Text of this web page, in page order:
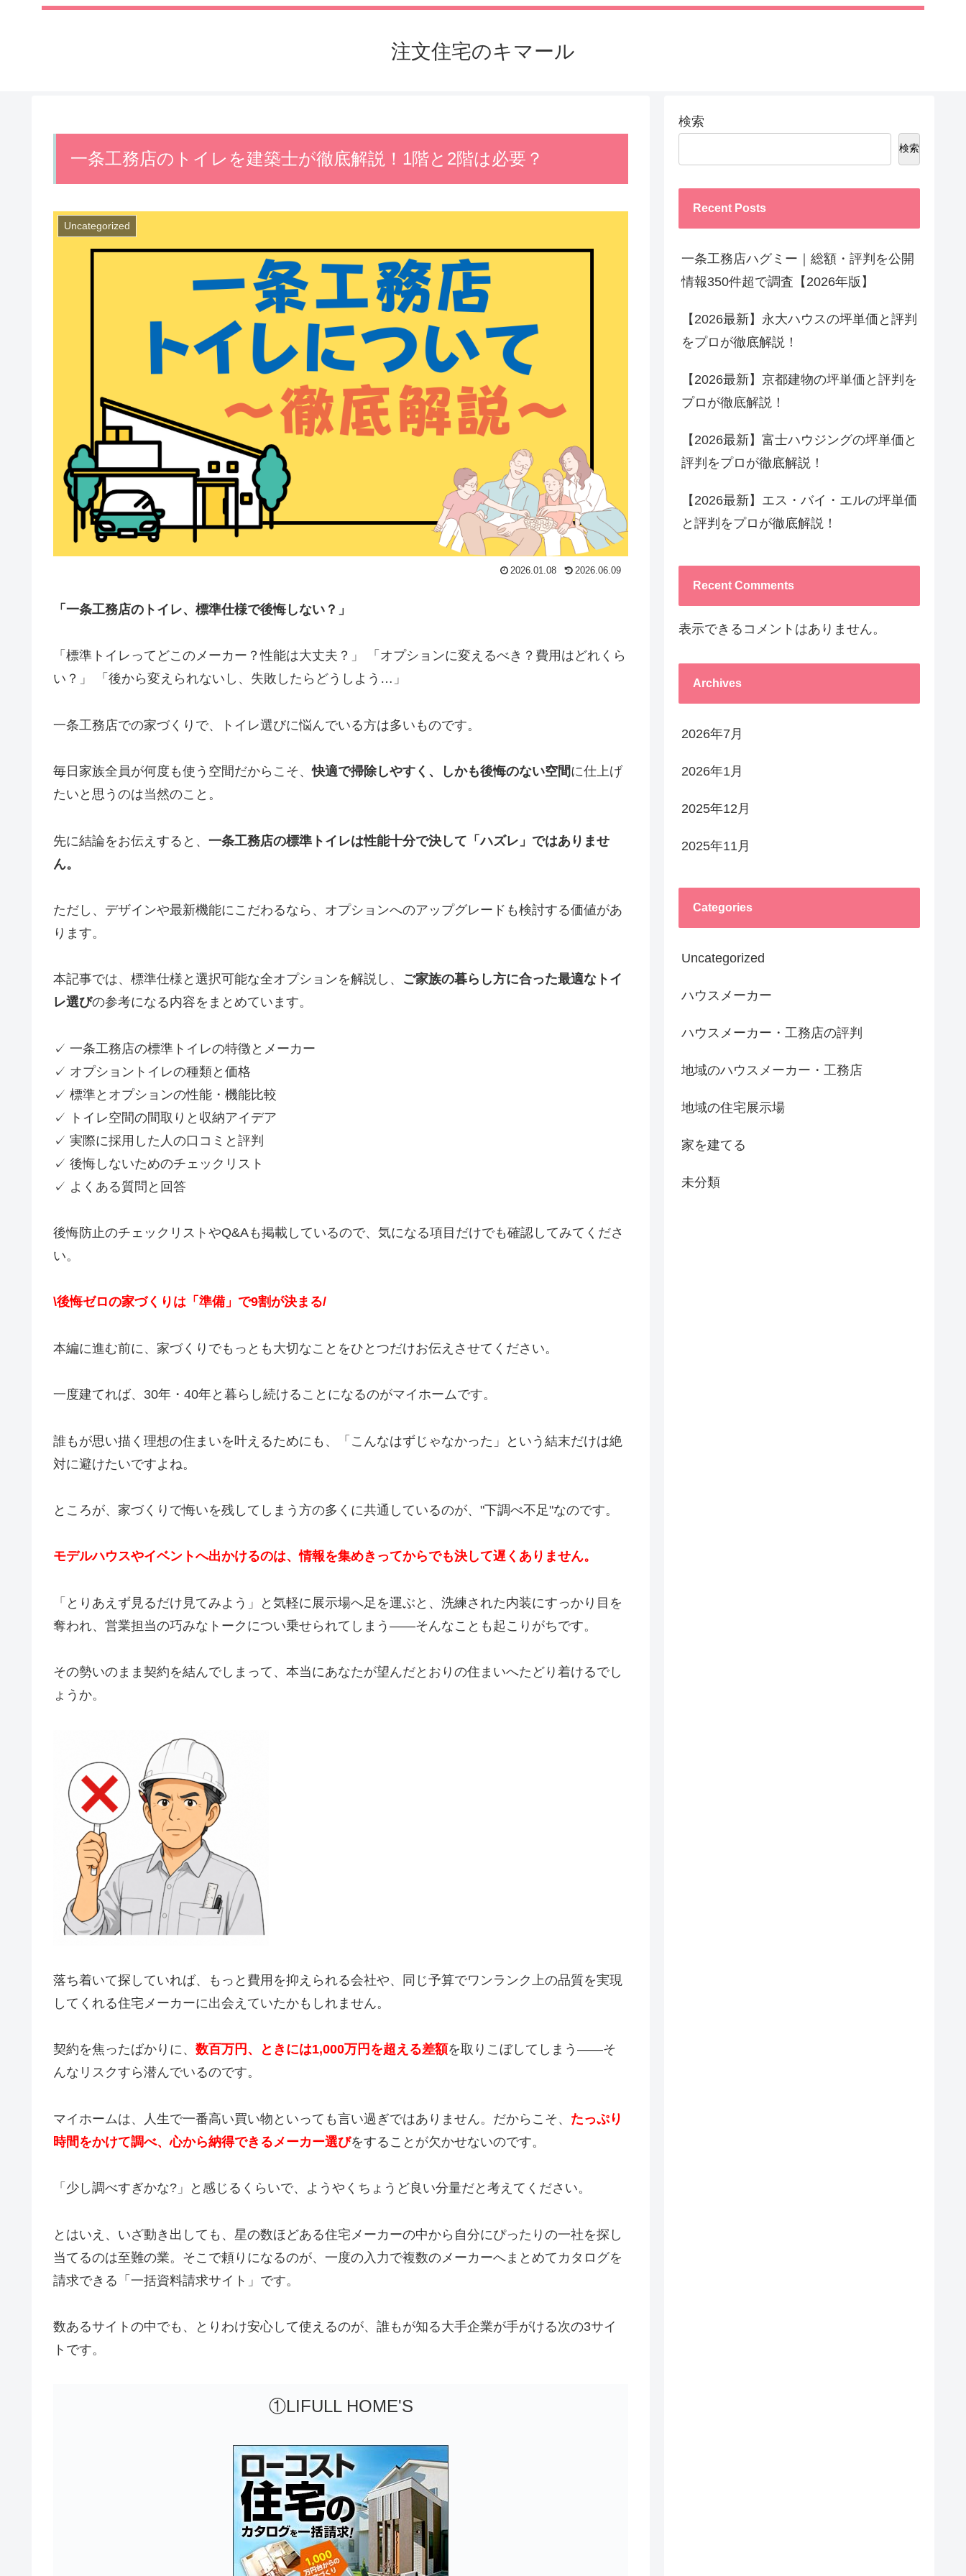
注文住宅のキマール
一条工務店のトイレを建築士が徹底解説！1階と2階は必要？
Uncategorized
2026.01.08 2026.06.09
「一条工務店のトイレ、標準仕様で後悔しない？」
「標準トイレってどこのメーカー？性能は大丈夫？」 「オプションに変えるべき？費用はどれくら
い？」 「後から変えられないし、失敗したらどうしよう…」
一条工務店での家づくりで、トイレ選びに悩んでいる方は多いものです。
毎日家族全員が何度も使う空間だからこそ、快適で掃除しやすく、しかも後悔のない空間に仕上げ
たいと思うのは当然のこと。
先に結論をお伝えすると、 一条工務店の標準トイレは性能十分で決して「ハズレ」ではありませ
ん。
ただし、デザインや最新機能にこだわるなら、オプションへのアップグレードも検討する価値があ
ります。
本記事では、標準仕様と選択可能な全オプションを解説し、 ご家族の暮らし方に合った最適なトイ
レ選びの参考になる内容をまとめています。
✓ 一条工務店の標準トイレの特徴とメーカー
✓ オプショントイレの種類と価格
✓ 標準とオプションの性能・機能比較
✓ トイレ空間の間取りと収納アイデア
✓ 実際に採用した人の口コミと評判
✓ 後悔しないためのチェックリスト
✓ よくある質問と回答
後悔防止のチェックリストやQ&Aも掲載しているので、気になる項目だけでも確認してみてくださ
い。
\後悔ゼロの家づくりは「準備」で9割が決まる/
本編に進む前に、家づくりでもっとも大切なことをひとつだけお伝えさせてください。
一度建てれば、30年・40年と暮らし続けることになるのがマイホームです。
誰もが思い描く理想の住まいを叶えるためにも、「こんなはずじゃなかった」という結末だけは絶
対に避けたいですよね。
ところが、家づくりで悔いを残してしまう方の多くに共通しているのが、"下調べ不足"なのです。
モデルハウスやイベントへ出かけるのは、情報を集めきってからでも決して遅くありません。
「とりあえず見るだけ見てみよう」と気軽に展示場へ足を運ぶと、洗練された内装にすっかり目を
奪われ、営業担当の巧みなトークについ乗せられてしまう——そんなことも起こりがちです。
その勢いのまま契約を結んでしまって、本当にあなたが望んだとおりの住まいへたどり着けるでし
ょうか。
落ち着いて探していれば、もっと費用を抑えられる会社や、同じ予算でワンランク上の品質を実現
してくれる住宅メーカーに出会えていたかもしれません。
契約を焦ったばかりに、 数百万円、ときには1,000万円を超える差額を取りこぼしてしまう——そ
んなリスクすら潜んでいるのです。
マイホームは、人生で一番高い買い物といっても言い過ぎではありません。だからこそ、 たっぷり
時間をかけて調べ、心から納得できるメーカー選びをすることが欠かせないのです。
「少し調べすぎかな?」と感じるくらいで、ようやくちょうど良い分量だと考えてください。
とはいえ、いざ動き出しても、星の数ほどある住宅メーカーの中から自分にぴったりの一社を探し
当てるのは至難の業。そこで頼りになるのが、一度の入力で複数のメーカーへまとめてカタログを
請求できる「一括資料請求サイト」です。
数あるサイトの中でも、とりわけ安心して使えるのが、誰もが知る大手企業が手がける次の3サイ
トです。
①LIFULL HOME'S
検索
検索
Recent Posts
一条工務店ハグミー｜総額・評判を公開
情報350件超で調査【2026年版】
【2026最新】永大ハウスの坪単価と評判
をプロが徹底解説！
【2026最新】京都建物の坪単価と評判を
プロが徹底解説！
【2026最新】富士ハウジングの坪単価と
評判をプロが徹底解説！
【2026最新】エス・バイ・エルの坪単価
と評判をプロが徹底解説！
Recent Comments
表示できるコメントはありません。
Archives
2026年7月
2026年1月
2025年12月
2025年11月
Categories
Uncategorized
ハウスメーカー
ハウスメーカー・工務店の評判
地域のハウスメーカー・工務店
地域の住宅展示場
家を建てる
未分類